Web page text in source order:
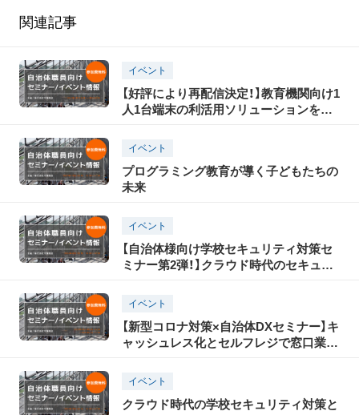
関連記事
イベント
【好評により再配信決定！】教育機関向け1
人1台端末の利活用ソリューションをご
イベント
プログラミング教育が導く子どもたちの
未来
イベント
【自治体様向け学校セキュリティ対策セ
ミナー第2弾！】クラウド時代のセキュリ
イベント
【新型コロナ対策×自治体DXセミナー】キ
ャッシュレス化とセルフレジで窓口業務
イベント
クラウド時代の学校セキュリティ対策と